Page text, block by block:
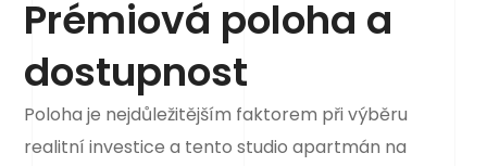
Prémiová poloha a
dostupnost
Poloha je nejdůležitějším faktorem při výběru
realitní investice a tento studio apartmán na